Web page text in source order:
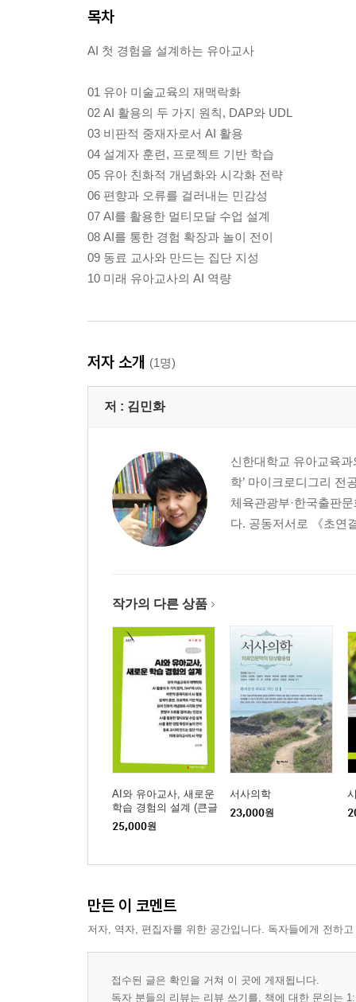
목차
AI 첫 경험을 설계하는 유아교사
01 유아 미술교육의 재맥락화
02 AI 활용의 두 가지 원칙, DAP와 UDL
03 비판적 중재자로서 AI 활용
04 설계자 훈련, 프로젝트 기반 학습
05 유아 친화적 개념화와 시각화 전략
06 편향과 오류를 걸러내는 민감성
07 AI를 활용한 멀티모달 수업 설계
08 AI를 통한 경험 확장과 놀이 전이
09 동료 교사와 만드는 집단 지성
10 미래 유아교사의 AI 역량
저자 소개 (1명)
저 : 김민화
신한대학교 유아교육
학’ 마이크로디그리 전
체육관광부·한국출판
다. 공동저서로 《초연
작가의 다른 상품
AI와 유아교사, 새로운
학습 경험의 설계 (큰글
자책)
25,000원
서사의학
23,000원
만든 이 코멘트
저자, 역자, 편집자를 위한 공간입니다. 독자들에게 전하
접수된 글은 확인을 거쳐 이 곳에 게재됩니다.
독자 분들의 리뷰는 리뷰 쓰기를, 책에 대한 문의는